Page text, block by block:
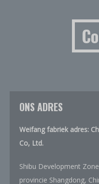
ONS ADRES
Weifang fabriek adres:
Co, Ltd.
Shibu Development
provincie Shangdong,